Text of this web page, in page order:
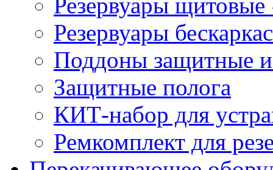
Резервуары
Поддоны защитные
Защитные полога
КИТ-набор для
Ремкомплект для